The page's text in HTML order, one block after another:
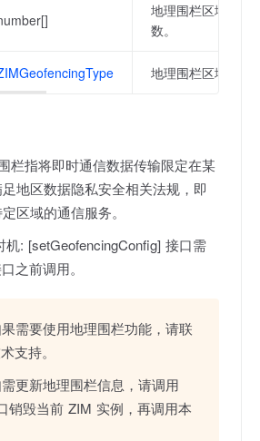
地理围栏区域列表
数。
地理围栏区域类型
栏指将即时通信数据传输限定在某
地区数据隐私安全相关法规，即
区域的通信服务。
机: [setGeofencingConfig] 接口需
之前调用。
需要使用地理围栏功能，请联
支持。
更新地理围栏信息，请调用
销毁当前 ZIM 实例，再调用本